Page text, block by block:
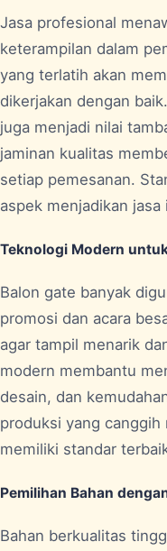
Jasa profesional
keterampilan dalam
yang terlatih akan
dikerjakan dengan
juga menjadi nilai
jaminan kualitas
setiap pemesanan.
aspek menjadikan
Teknologi Modern
Balon gate banyak
promosi dan acara
agar tampil menarik
modern membantu
desain, dan
produksi yang
memiliki standar
Pemilihan Bahan
Bahan berkualitas